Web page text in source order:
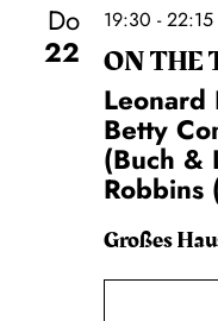
Do
22
19:30 - 22:15
ON THE
Leonard
Betty
(Buch &
Robbins
Großes